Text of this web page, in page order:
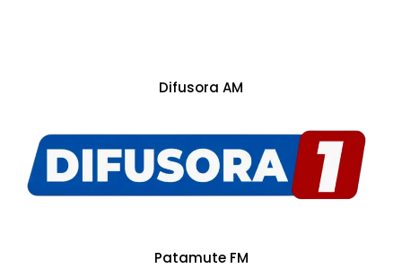
Difusora AM
Patamute FM